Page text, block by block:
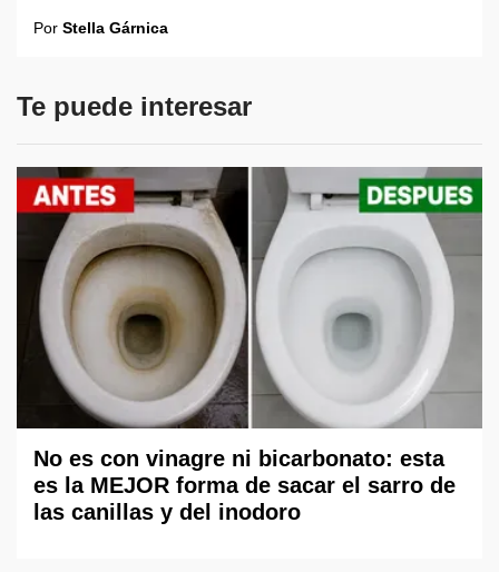
Por Stella Gárnica
Te puede interesar
No es con vinagre ni bicarbonato: esta
es la MEJOR forma de sacar el sarro de
las canillas y del inodoro